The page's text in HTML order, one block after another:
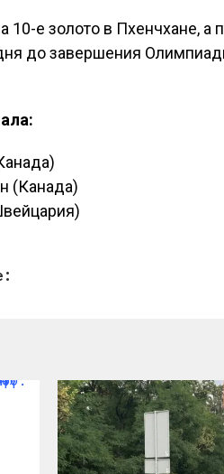
10-е золото в Пхенчхане, а
до завершения
(Канада)